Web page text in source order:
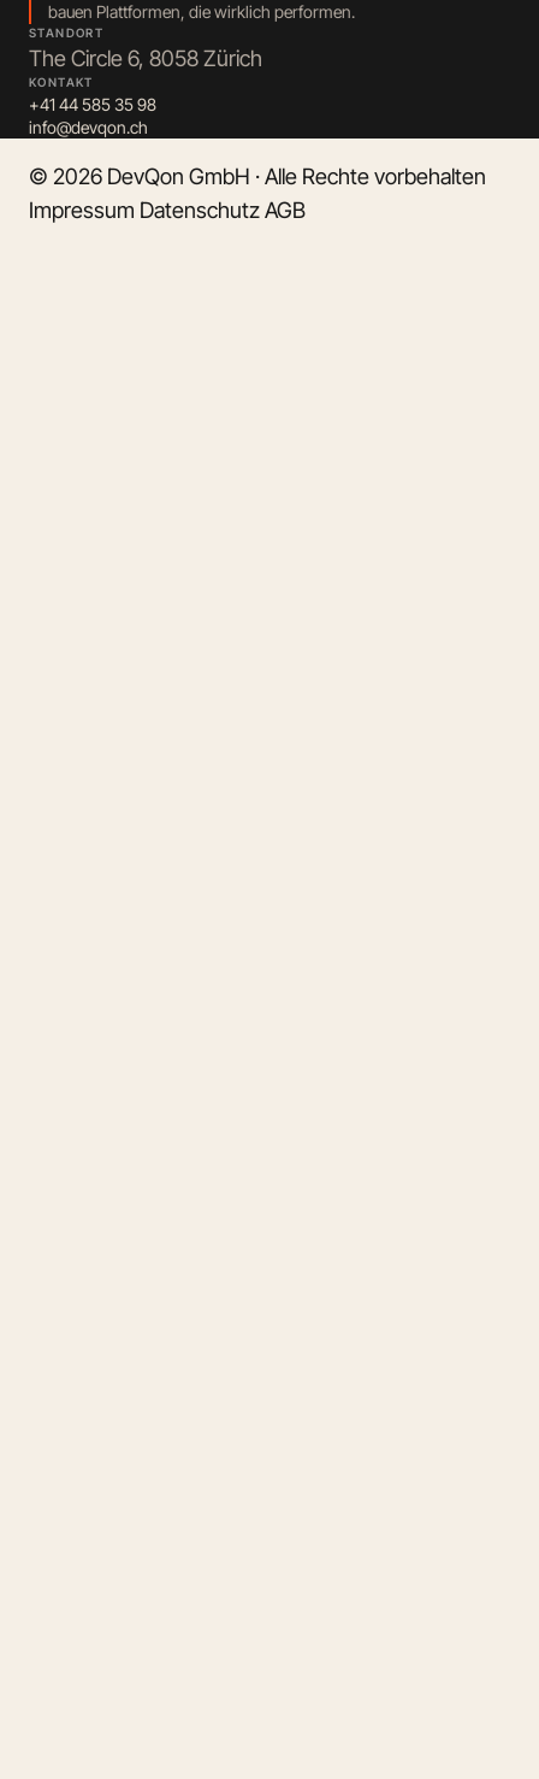
bauen Plattformen, die wirklich performen.
STANDORT
The Circle 6, 8058 Zürich
KONTAKT
+41 44 585 35 98
info@devqon.ch
© 2026 DevQon GmbH · Alle Rechte vorbehalten
Impressum DatenschutzAGB